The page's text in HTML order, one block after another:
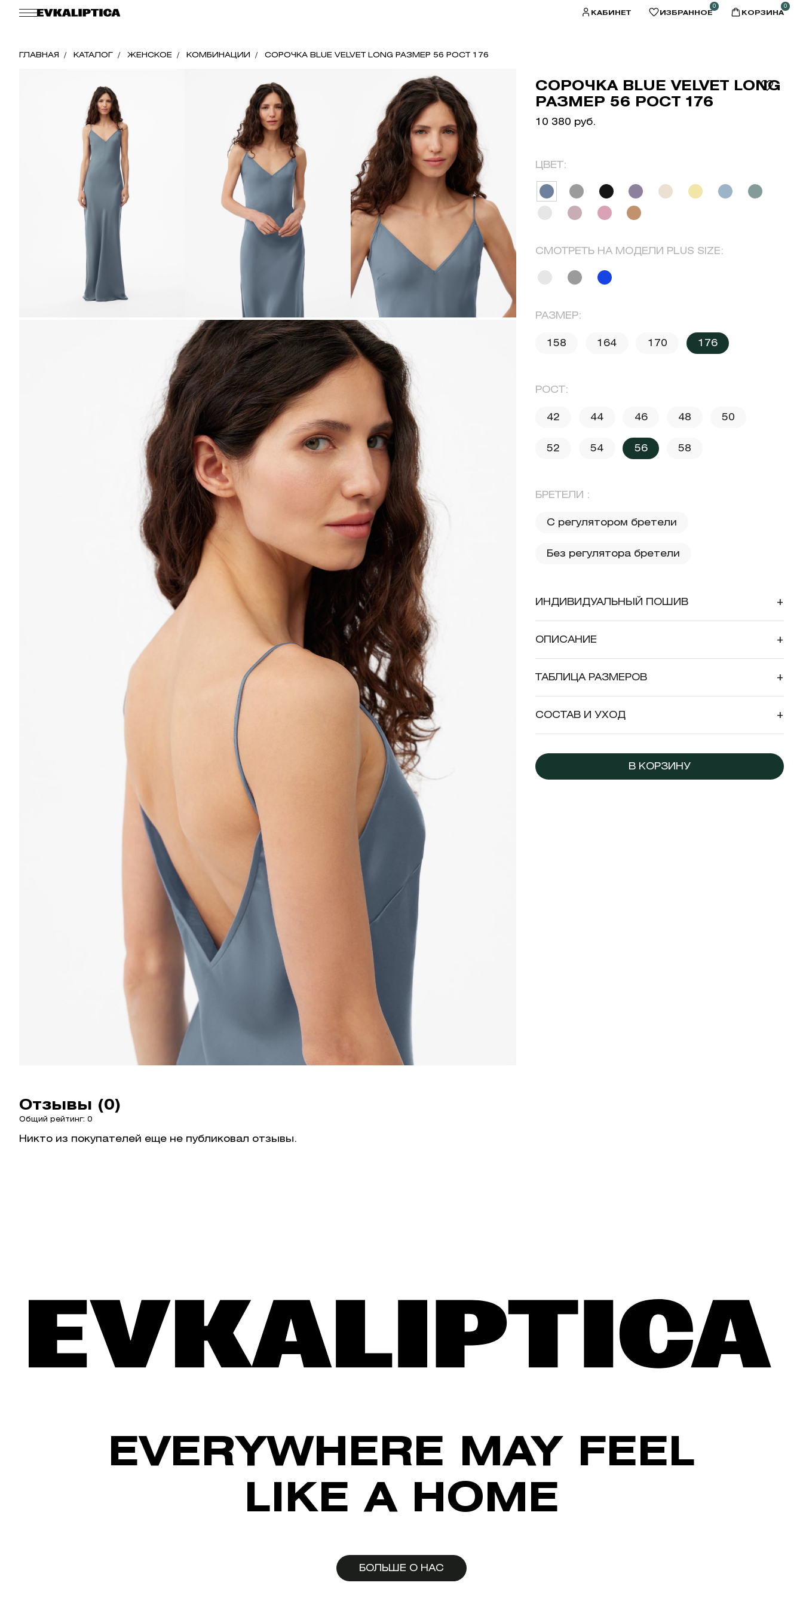
КАБИНЕТ ИЗБРАННОЕ
0
КОРЗИНА
0
ГЛАВНАЯ КАТАЛОГ ЖЕНСКОЕ КОМБИНАЦИИ СОРОЧКА BLUE VELVET LONG РАЗМЕР 56 РОСТ 176
СОРОЧКА BLUE VELVET LONG
РАЗМЕР 56 РОСТ 176
10 380 руб.
ЦВЕТ:
СМОТРЕТЬ НА МОДЕЛИ PLUS SIZE:
РАЗМЕР:
158 164 170 176
РОСТ:
42 44 46 48 50
52 54 56 58
БРЕТЕЛИ :
С регулятором бретели
Без регулятора бретели
ИНДИВИДУАЛЬНЫЙ ПОШИВ +
ОПИСАНИЕ +
ТАБЛИЦА РАЗМЕРОВ +
СОСТАВ И УХОД +
В КОРЗИНУ
Отзывы (0)
Общий рейтинг: 0
Никто из покупателей еще не публиковал отзывы.
EVERYWHERE MAY FEEL
LIKE A HOME
БОЛЬШЕ О НАС